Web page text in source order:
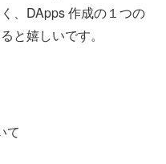
、DApps 作成の１つの
と嬉しいです。
て